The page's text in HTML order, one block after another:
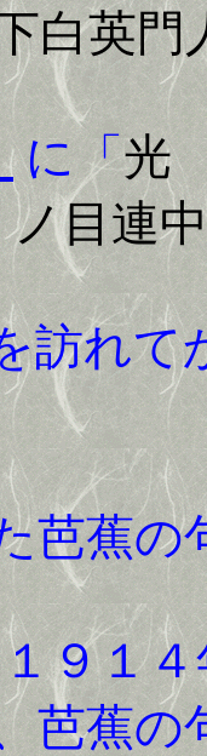
白英門
に「光
ノ目連
訪れて
芭蕉の
９１
芭蕉の